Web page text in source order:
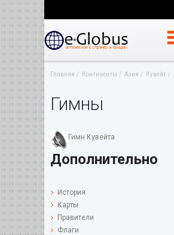
Главная Континенты Азия Кувейт
Гимны
Гимн Кувейта
Дополнительно
История
Карты
Правители
Флаги